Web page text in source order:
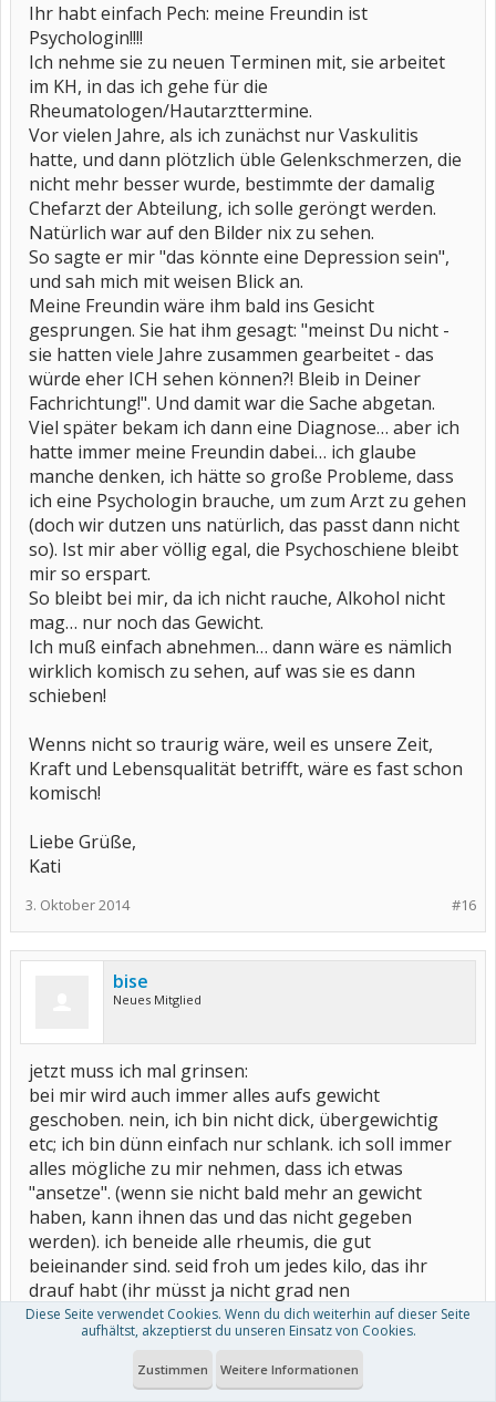
Ihr habt einfach Pech: meine Freundin ist
Psychologin!!!!
Ich nehme sie zu neuen Terminen mit, sie arbeitet
im KH, in das ich gehe für die
Rheumatologen/Hautarzttermine.
Vor vielen Jahre, als ich zunächst nur Vaskulitis
hatte, und dann plötzlich üble Gelenkschmerzen, die
nicht mehr besser wurde, bestimmte der damalig
Chefarzt der Abteilung, ich solle geröngt werden.
Natürlich war auf den Bilder nix zu sehen.
So sagte er mir "das könnte eine Depression sein",
und sah mich mit weisen Blick an.
Meine Freundin wäre ihm bald ins Gesicht
gesprungen. Sie hat ihm gesagt: "meinst Du nicht -
sie hatten viele Jahre zusammen gearbeitet - das
würde eher ICH sehen können?! Bleib in Deiner
Fachrichtung!". Und damit war die Sache abgetan.
Viel später bekam ich dann eine Diagnose… aber ich
hatte immer meine Freundin dabei… ich glaube
manche denken, ich hätte so große Probleme, dass
ich eine Psychologin brauche, um zum Arzt zu gehen
(doch wir dutzen uns natürlich, das passt dann nicht
so). Ist mir aber völlig egal, die Psychoschiene bleibt
mir so erspart.
So bleibt bei mir, da ich nicht rauche, Alkohol nicht
mag… nur noch das Gewicht.
Ich muß einfach abnehmen… dann wäre es nämlich
wirklich komisch zu sehen, auf was sie es dann
schieben!
Wenns nicht so traurig wäre, weil es unsere Zeit,
Kraft und Lebensqualität betrifft, wäre es fast schon
komisch!
Liebe Grüße,
Kati
#16
3. Oktober 2014
bise
Neues Mitglied
jetzt muss ich mal grinsen:
bei mir wird auch immer alles aufs gewicht
geschoben. nein, ich bin nicht dick, übergewichtig
etc; ich bin dünn einfach nur schlank. ich soll immer
alles mögliche zu mir nehmen, dass ich etwas
"ansetze". (wenn sie nicht bald mehr an gewicht
haben, kann ihnen das und das nicht gegeben
werden). ich beneide alle rheumis, die gut
beieinander sind. seid froh um jedes kilo, das ihr
drauf habt (ihr müsst ja nicht grad nen
doppelzentner auf die waage bringen!).
Diese Seite verwendet Cookies. Wenn du dich weiterhin auf dieser Seite
aufhältst, akzeptierst du unseren Einsatz von Cookies.
Zustimmen Weitere Informationen